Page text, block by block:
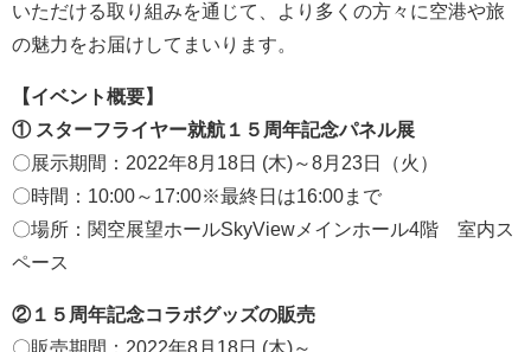
いただける取り組みを通じて、より多くの方々に空港や旅
の魅力をお届けしてまいります。
【イベント概要】
① スターフライヤー就航１５周年記念パネル展
〇展示期間：2022年8月18日 (木)～8月23日（火）
〇時間：10:00～17:00※最終日は16:00まで
〇場所：関空展望ホールSkyViewメインホール4階 室内ス
ペース
②１５周年記念コラボグッズの販売